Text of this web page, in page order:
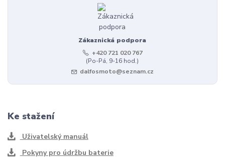
Zákaznická podpora
+420 721 020 767
(Po-Pá, 9-16 hod.)
dalfosmoto@seznam.cz
Ke stažení
Uživatelský manuál
Pokyny pro údržbu baterie